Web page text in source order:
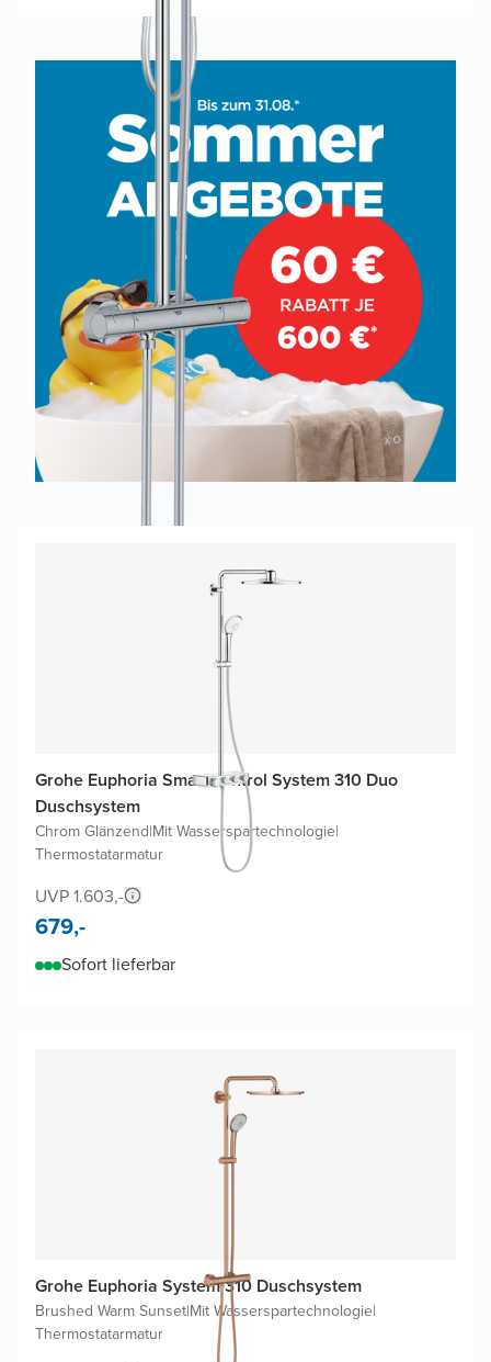
Grohe Euphoria SmartControl System 310 Duo
Duschsystem
Chrom Glänzend|Mit Wasserspartechnologie|
Thermostatarmatur
UVP 1.603,-
679,-
Sofort lieferbar
Grohe Euphoria System 310 Duschsystem
Brushed Warm Sunset|Mit Wasserspartechnologie|
Thermostatarmatur